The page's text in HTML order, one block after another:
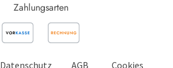
Zahlungsarten
Datenschutz AGB Cookies